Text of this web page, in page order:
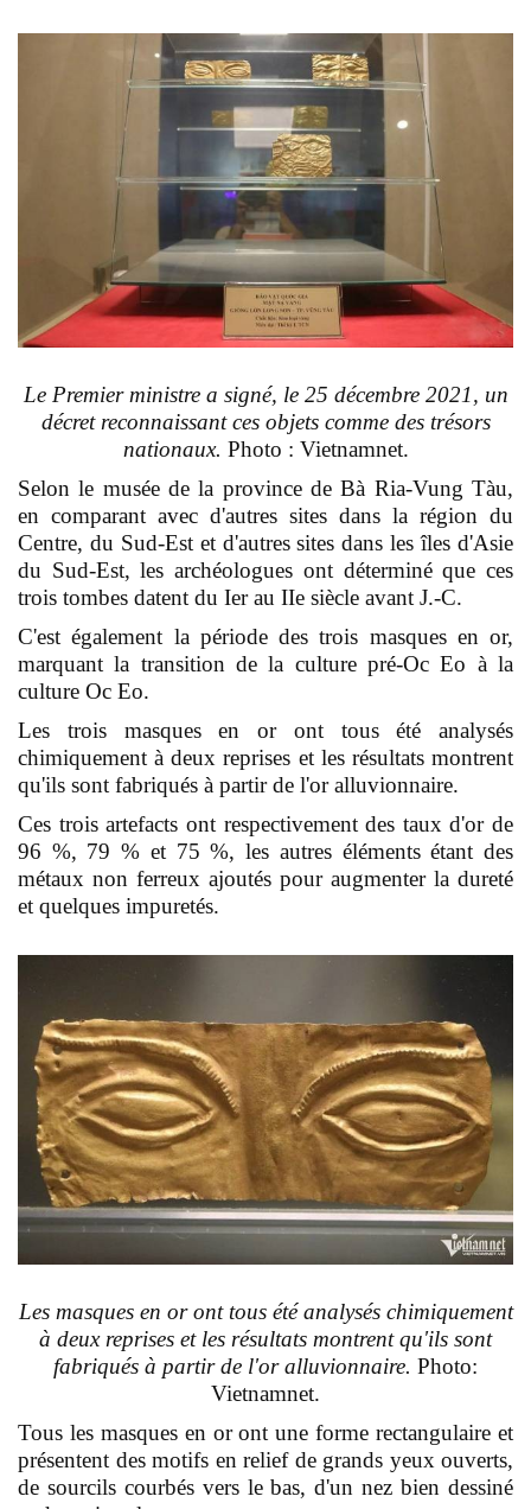
Le Premier ministre a signé, le 25 décembre 2021, un
décret reconnaissant ces objets comme des trésors
nationaux. Photo : Vietnamnet.
Selon le musée de la province de Bà Ria-Vung Tàu,
en comparant avec d'autres sites dans la région du
Centre, du Sud-Est et d'autres sites dans les îles d'Asie
du Sud-Est, les archéologues ont déterminé que ces
trois tombes datent du Ier au IIe siècle avant J.-C.
C'est également la période des trois masques en or,
marquant la transition de la culture pré-Oc Eo à la
culture Oc Eo.
Les trois masques en or ont tous été analysés
chimiquement à deux reprises et les résultats montrent
qu'ils sont fabriqués à partir de l'or alluvionnaire.
Ces trois artefacts ont respectivement des taux d'or de
96 %, 79 % et 75 %, les autres éléments étant des
métaux non ferreux ajoutés pour augmenter la dureté
et quelques impuretés.
Les masques en or ont tous été analysés chimiquement
à deux reprises et les résultats montrent qu'ils sont
fabriqués à partir de l'or alluvionnaire. Photo:
Vietnamnet.
Tous les masques en or ont une forme rectangulaire et
présentent des motifs en relief de grands yeux ouverts,
de sourcils courbés vers le bas, d'un nez bien dessiné